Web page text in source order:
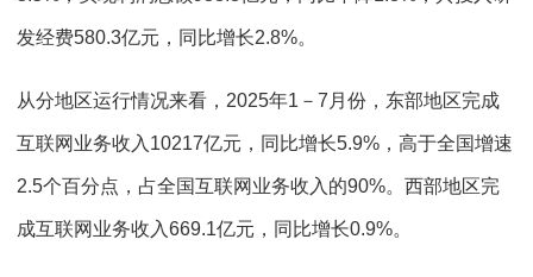
发经费580.3亿元，同比增长2.8%。
从分地区运行情况来看，2025年1－7月份，东部地区完成
互联网业务收入10217亿元，同比增长5.9%，高于全国增速
2.5个百分点，占全国互联网业务收入的90%。西部地区完
成互联网业务收入669.1亿元，同比增长0.9%。